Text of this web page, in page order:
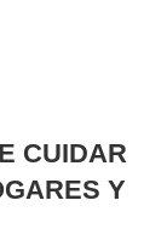
CUIDAR
Y